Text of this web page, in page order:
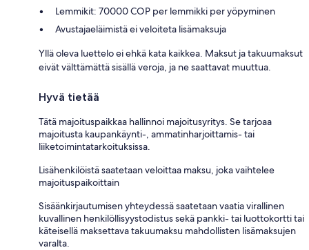
Lemmikit: 70000 COP per lemmikki per yöpyminen
Avustajaeläimistä ei veloiteta lisämaksuja
Yllä oleva luettelo ei ehkä kata kaikkea. Maksut ja takuumaksut
eivät välttämättä sisällä veroja, ja ne saattavat muuttua.
Hyvä tietää
Tätä majoituspaikkaa hallinnoi majoitusyritys. Se tarjoaa
majoitusta kaupankäynti-, ammatinharjoittamis- tai
liiketoimintatarkoituksissa.
Lisähenkilöistä saatetaan veloittaa maksu, joka vaihtelee
majoituspaikoittain
Sisäänkirjautumisen yhteydessä saatetaan vaatia virallinen
kuvallinen henkilöllisyystodistus sekä pankki- tai luottokortti tai
käteisellä maksettava takuumaksu mahdollisten lisämaksujen
varalta.